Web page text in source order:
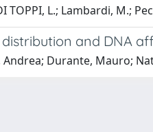
TOPPI, L.; Lambardi, M.;
and DNA
Andrea; Durante, Mauro;